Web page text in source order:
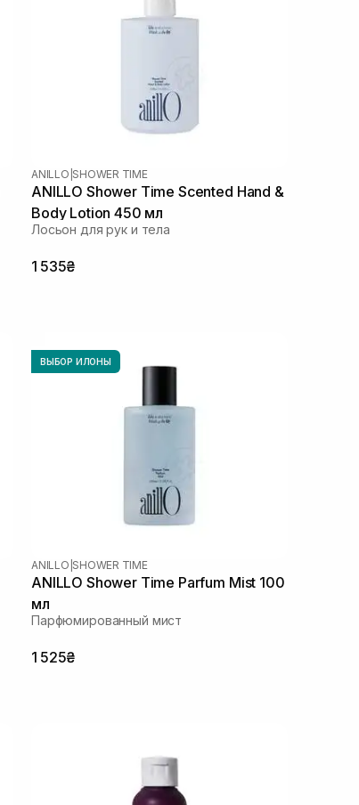
ANILLO SHOWER TIME
ANILLO Shower Time Scented Hand &
Body Lotion 450 мл
Лосьон для рук и тела
1 535₴
ВЫБОР ИЛОНЫ
ANILLO SHOWER TIME
ANILLO Shower Time Parfum Mist 100
мл
Парфюмированный мист
1 525₴